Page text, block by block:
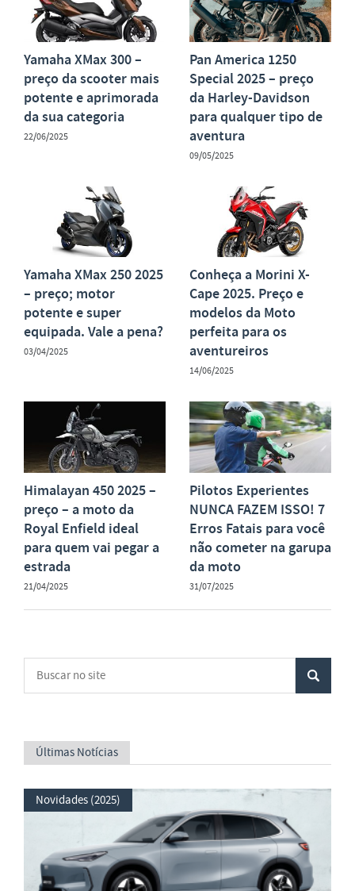
Yamaha XMax 300 –
preço da scooter mais
potente e aprimorada
da sua categoria
22/06/2025
Pan America 1250
Special 2025 – preço
da Harley-Davidson
para qualquer tipo de
aventura
09/05/2025
Yamaha XMax 250 2025
– preço; motor
potente e super
equipada. Vale a pena?
03/04/2025
Conheça a Morini X-
Cape 2025. Preço e
modelos da Moto
perfeita para os
aventureiros
14/06/2025
Himalayan 450 2025 –
preço – a moto da
Royal Enfield ideal
para quem vai pegar a
estrada
21/04/2025
Pilotos Experientes
NUNCA FAZEM ISSO! 7
Erros Fatais para você
não cometer na garupa
da moto
31/07/2025
Últimas Notícias
Novidades (2025)